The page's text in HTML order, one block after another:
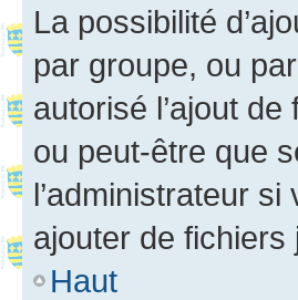
La possibilité
par groupe, ou
autorisé l’ajout
ou peut-être que
l’administrateur
ajouter de
Haut